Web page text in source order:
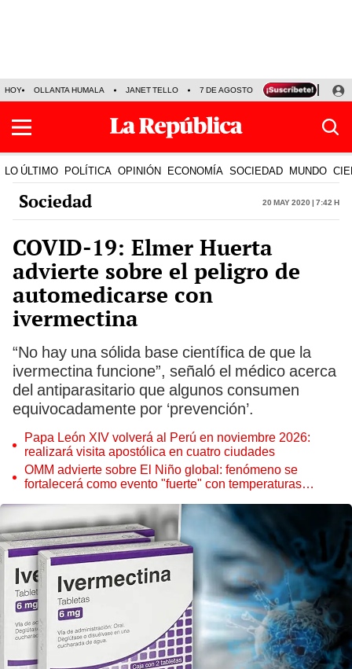
HOY OLLANTA HUMALA JANET TELLO 7 DE AGOSTO TINKA RESULTADOS
LO ÚLTIMO POLÍTICA OPINIÓN ECONOMÍA SOCIEDAD MUNDO
Sociedad 20 May 2020 | 7:42 h
COVID-19: Elmer Huerta
advierte sobre el peligro de
automedicarse con
ivermectina
“No hay una sólida base científica de que la
ivermectina funcione”, señaló el médico acerca
del antiparasitario que algunos consumen
equivocadamente por ‘prevención’.
Papa León XIV volverá al Perú en noviembre 2026:
realizará visita apostólica en cuatro ciudades
OMM advierte sobre El Niño global: fenómeno se
fortalecerá como evento "fuerte" con temperaturas